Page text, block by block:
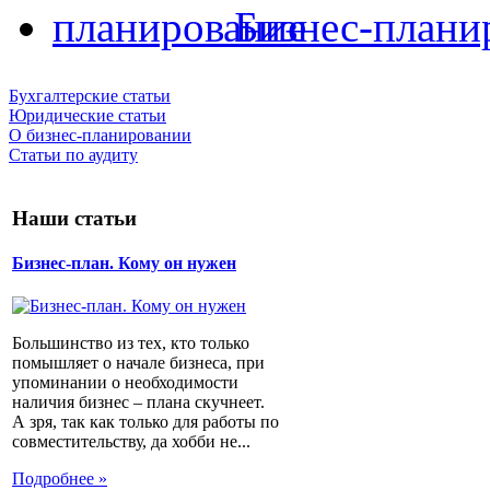
Бизнес-
Бухгалтерские статьи
Юридические статьи
О бизнес-планировании
Статьи по аудиту
Наши статьи
Бизнес-план. Кому он нужен
Большинство из тех, кто только
помышляет о начале бизнеса, при
упоминании о необходимости
наличия бизнес – плана скучнеет.
А зря, так как только для работы по
совместительству, да хобби не...
Подробнее »